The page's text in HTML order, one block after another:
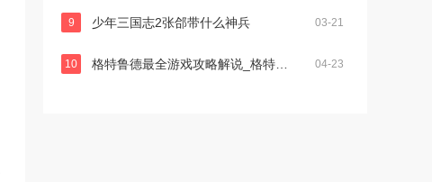
9 少年三国志2张郃带什么神兵 03-21
10 04-23